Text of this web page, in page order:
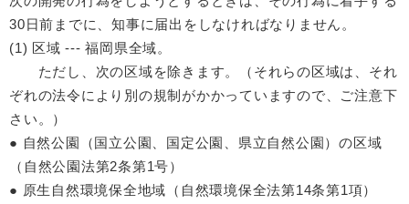
30日前までに、知事に届出をしなければなりません。
(1) 区域 --- 福岡県全域。
ただし、次の区域を除きます。（それらの区域は、それ
ぞれの法令により別の規制がかかっていますので、ご注意下
さい。）
● 自然公園（国立公園、国定公園、県立自然公園）の区域
（自然公園法第2条第1号）
● 原生自然環境保全地域（自然環境保全法第14条第1項）